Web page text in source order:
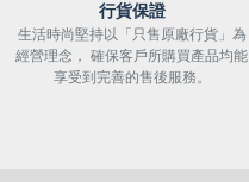
行貨保證
生活時尚堅持以「只售原廠行貨」為
經營理念， 確保客戶所購買產品均能
享受到完善的售後服務。